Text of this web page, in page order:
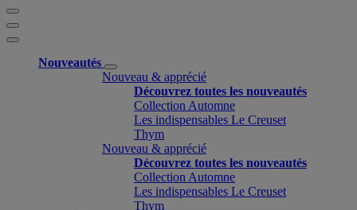
Nouveautés
Nouveau & apprécié
Découvrez toutes les nouveautés
Collection Automne
Les indispensables Le Creuset
Thym
Nouveau & apprécié
Découvrez toutes les nouveautés
Collection Automne
Les indispensables Le Creuset
Thym